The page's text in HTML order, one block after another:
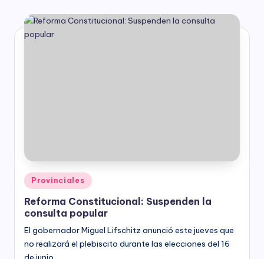
Posted
in
Provinciales
Reforma Constitucional: Suspenden la
consulta popular
El gobernador Miguel Lifschitz anunció este jueves que
no realizará el plebiscito durante las elecciones del 16